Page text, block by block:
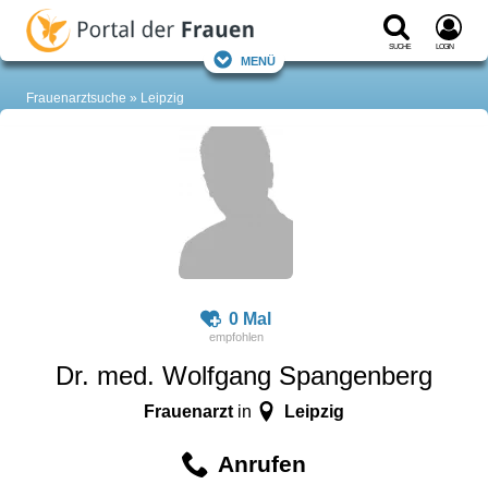
Suche Login
Menü
Frauenarztsuche Leipzig
0 Mal
Dr. med. Wolfgang Spangenberg
Frauenarzt in Leipzig
Anrufen